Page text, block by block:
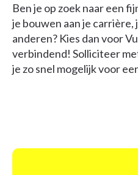
Ben je op zoek naar een
je bouwen aan je carrière,
anderen? Kies dan voor
verbindend! Solliciteer
je zo snel mogelijk voor